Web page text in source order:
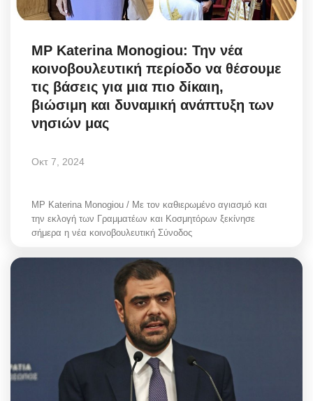
MP Katerina Monogiou: Την νέα
κοινοβουλευτική περίοδο να θέσουμε
τις βάσεις για μια πιο δίκαιη,
βιώσιμη και δυναμική ανάπτυξη των
νησιών μας
Οκτ 7, 2024
MP Katerina Monogiou / Με τον καθιερωμένο αγιασμό και
την εκλογή των Γραμματέων και Κοσμητόρων ξεκίνησε
σήμερα η νέα κοινοβουλευτική Σύνοδος